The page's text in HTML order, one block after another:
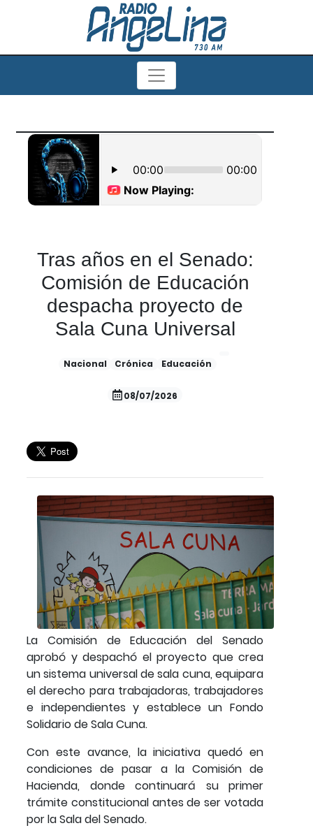
Tras años en el Senado:
Comisión de Educación
despacha proyecto de
Sala Cuna Universal
Nacional Crónica Educación
08/07/2026
La Comisión de Educación del Senado
aprobó y despachó el proyecto que crea
un sistema universal de sala cuna, equipara
el derecho para trabajadoras, trabajadores
e independientes y establece un Fondo
Solidario de Sala Cuna.
Con este avance, la iniciativa quedó en
condiciones de pasar a la Comisión de
Hacienda, donde continuará su primer
trámite constitucional antes de ser votada
por la Sala del Senado.